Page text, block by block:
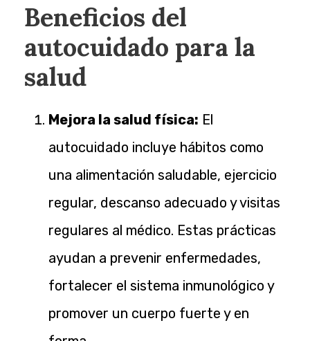
Beneficios del
autocuidado para la
salud
Mejora la salud física: El
autocuidado incluye hábitos como
una alimentación saludable, ejercicio
regular, descanso adecuado y visitas
regulares al médico. Estas prácticas
ayudan a prevenir enfermedades,
fortalecer el sistema inmunológico y
promover un cuerpo fuerte y en